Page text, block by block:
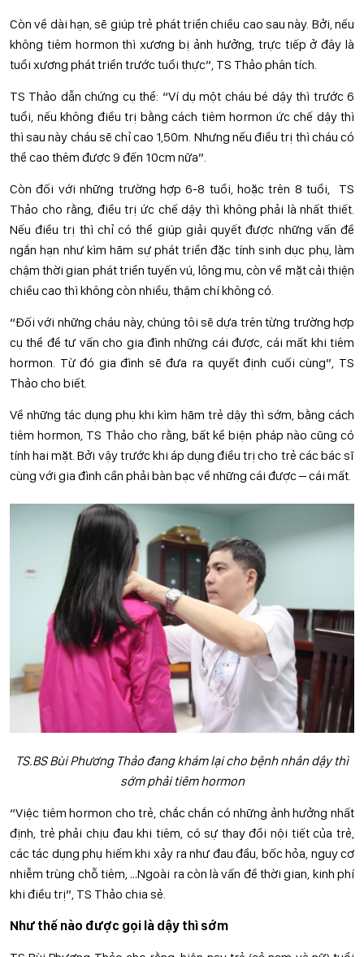
Còn về dài hạn, sẽ giúp trẻ phát triển chiều cao sau này. Bởi, nếu
không tiêm hormon thì xương bị ảnh hưởng, trực tiếp ở đây là
tuổi xương phát triển trước tuổi thực”, TS Thảo phân tích.
TS Thảo dẫn chứng cụ thể: “Ví dụ một cháu bé dậy thì trước 6
tuổi, nếu không điều trị bằng cách tiêm hormon ức chế dậy thì
thì sau này cháu sẽ chỉ cao 1,50m. Nhưng nếu điều trị thì cháu có
thể cao thêm được 9 đến 10cm nữa”.
Còn đối với những trường hợp 6-8 tuổi, hoặc trên 8 tuổi, TS
Thảo cho rằng, điều trị ức chế dậy thì không phải là nhất thiết.
Nếu điều trị thì chỉ có thể giúp giải quyết được những vấn đề
ngắn hạn như kìm hãm sự phát triển đặc tính sinh dục phụ, làm
chậm thời gian phát triển tuyến vú, lông mu, còn về mặt cải thiện
chiều cao thì không còn nhiều, thậm chí không có.
“Đối với những cháu này, chúng tôi sẽ dựa trên từng trường hợp
cụ thể để tư vấn cho gia đình những cái được, cái mất khi tiêm
hormon. Từ đó gia đình sẽ đưa ra quyết định cuối cùng”, TS
Thảo cho biết.
Về những tác dụng phụ khi kìm hãm trẻ dậy thì sớm, bằng cách
tiêm hormon, TS Thảo cho rằng, bất kể biện pháp nào cũng có
tính hai mặt. Bởi vậy trước khi áp dụng điều trị cho trẻ các bác sĩ
cùng với gia đình cần phải bàn bạc về những cái được – cái mất.
TS.BS Bùi Phương Thảo đang khám lại cho bệnh nhân dậy thì
sớm phải tiêm hormon
“Việc tiêm hormon cho trẻ, chắc chắn có những ảnh hưởng nhất
định, trẻ phải chịu đau khi tiêm, có sự thay đổi nội tiết của trẻ,
các tác dụng phụ hiếm khi xảy ra như đau đầu, bốc hỏa, nguy cơ
nhiễm trùng chỗ tiêm, …Ngoài ra còn là vấn đề thời gian, kinh phí
khi điều trị”, TS Thảo chia sẻ.
Như thế nào được gọi là dậy thì sớm